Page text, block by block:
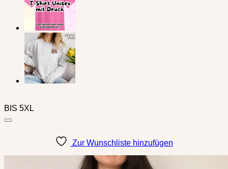
BIS 5XL
Zur Wunschliste hinzufügen